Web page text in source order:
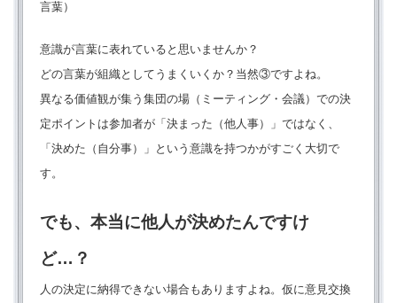
言葉）
意識が言葉に表れていると思いませんか？
どの言葉が組織としてうまくいくか？当然③ですよね。
異なる価値観が集う集団の場（ミーティング・会議）での決
定ポイントは参加者が「決まった（他人事）」ではなく、
「決めた（自分事）」という意識を持つかがすごく大切で
す。
でも、本当に他人が決めたんですけ
ど…？
人の決定に納得できない場合もありますよね。仮に意見交換